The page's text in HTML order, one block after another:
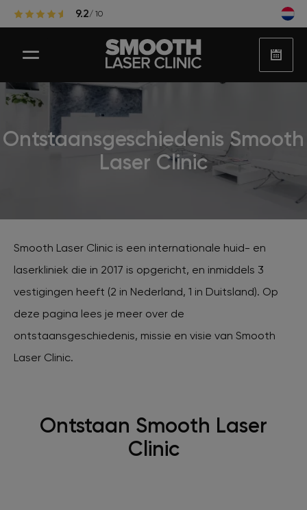
9.2/ 10
Ontstaansgeschiedenis Smooth
Laser Clinic
Smooth Laser Clinic is een internationale huid- en
laserkliniek die in 2017 is opgericht, en inmiddels 3
vestigingen heeft (2 in Nederland, 1 in Duitsland). Op
deze pagina lees je meer over de
ontstaansgeschiedenis, missie en visie van Smooth
Laser Clinic.
Ontstaan Smooth Laser
Clinic
Laser ontharen
Huidproblemen
XL Hair
Cosmetisch arts